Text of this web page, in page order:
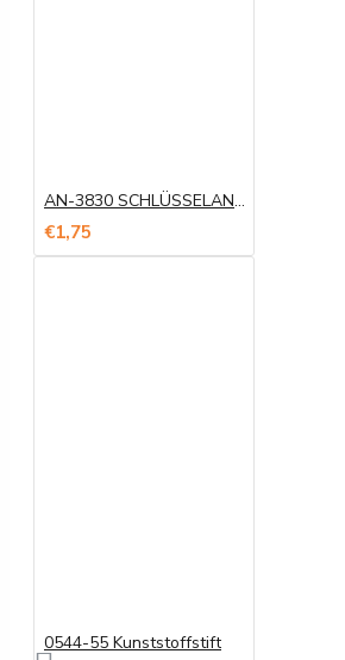
AN-3830 SCHLÜSSELANHÄNGER
€1,75
0544-55 Kunststoffstift